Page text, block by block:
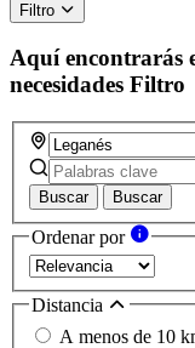
Filtro
Aquí encontrarás
necesidades Filtro
Buscar Buscar
Ordenar por
Distancia
A menos de 10